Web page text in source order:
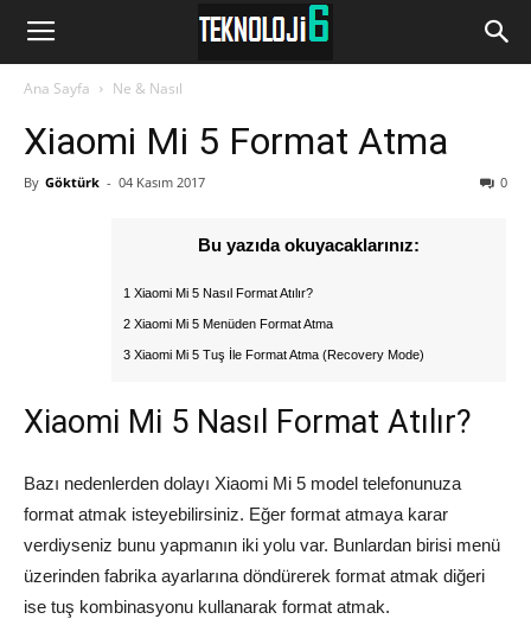
www.Teknoloji6.com
Ana Sayfa Ne & Nasıl
Xiaomi Mi 5 Format Atma
By Göktürk - 04 Kasım 2017 0
Bu yazıda okuyacaklarınız:
1 Xiaomi Mi 5 Nasıl Format Atılır?
2 Xiaomi Mi 5 Menüden Format Atma
3 Xiaomi Mi 5 Tuş İle Format Atma (Recovery Mode)
Xiaomi Mi 5 Nasıl Format Atılır?
Bazı nedenlerden dolayı Xiaomi Mi 5 model telefonunuza
format atmak isteyebilirsiniz. Eğer format atmaya karar
verdiyseniz bunu yapmanın iki yolu var. Bunlardan birisi menü
üzerinden fabrika ayarlarına döndürerek format atmak diğeri
ise tuş kombinasyonu kullanarak format atmak.